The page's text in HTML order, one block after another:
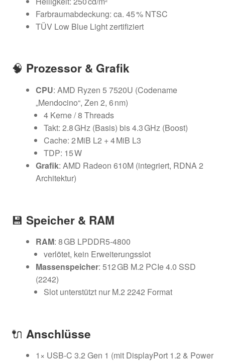
Farbraumabdeckung: ca. 45 % NTSC
TÜV Low Blue Light zertifiziert
🧠 Prozessor & Grafik
CPU: AMD Ryzen 5 7520U (Codename
„Mendocino“, Zen 2, 6 nm)
4 Kerne / 8 Threads
Takt: 2.8 GHz (Basis) bis 4.3 GHz (Boost)
Cache: 2 MiB L2 + 4 MiB L3
TDP: 15 W
Grafik: AMD Radeon 610M (integriert, RDNA 2
Architektur)
💾 Speicher & RAM
RAM: 8 GB LPDDR5‑4800
verlötet, kein Erweiterungsslot
Massenspeicher: 512 GB M.2 PCIe 4.0 SSD
(2242)
Slot unterstützt nur M.2 2242 Format
🔌 Anschlüsse
1× USB-C 3.2 Gen 1 (mit DisplayPort 1.2 & Power